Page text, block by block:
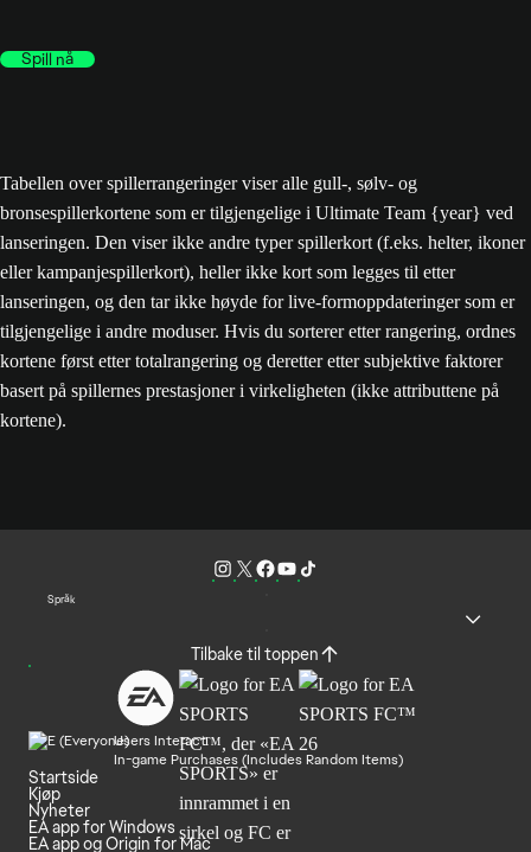
Spill nå
Tabellen over spillerrangeringer viser alle gull-, sølv- og
bronsespillerkortene som er tilgjengelige i Ultimate Team {year} ved
lanseringen. Den viser ikke andre typer spillerkort (f.eks. helter, ikoner
eller kampanjespillerkort), heller ikke kort som legges til etter
lanseringen, og den tar ikke høyde for live-formoppdateringer som er
tilgjengelige i andre moduser. Hvis du sorterer etter rangering, ordnes
kortene først etter totalrangering og deretter etter subjektive faktorer
basert på spillernes prestasjoner i virkeligheten (ikke attributtene på
kortene).
Språk
Tilbake til toppen
Users Interact
In-game Purchases (Includes Random Items)
Startside
Kjøp
Nyheter
EA app for Windows
EA app og Origin for Mac